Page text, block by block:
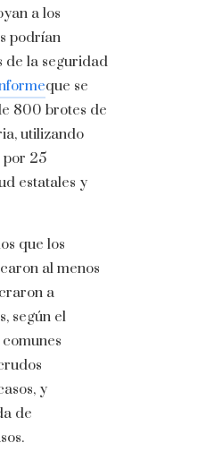
a los
podrían
de la seguridad
que se
800 brotes de
utilizando
por 25
estatales y
que los
al menos
a
según el
y
de